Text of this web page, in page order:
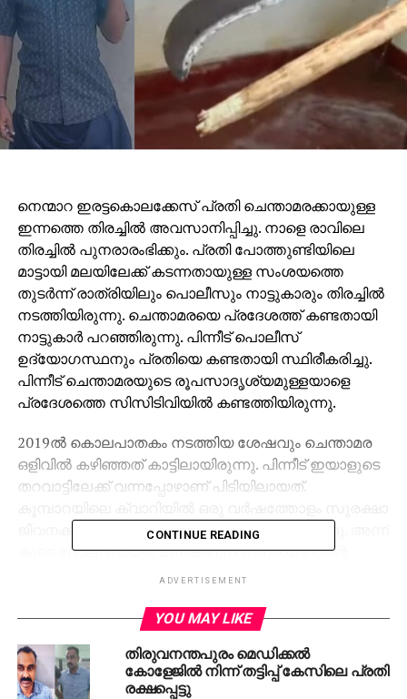
നെന്മാറ ഇരട്ടകൊലക്കേസ് പ്രതി ചെന്താമരക്കായുള്ള
ഇന്നത്തെ തിരച്ചില്‍ അവസാനിപ്പിച്ചു. നാളെ രാവിലെ
തിരച്ചില്‍ പുനരാരംഭിക്കും. പ്രതി പോത്തുണ്ടിയിലെ
മാട്ടായി മലയിലേക്ക് കടന്നതായുള്ള സംശയത്തെ
തുടര്‍ന്ന് രാത്രിയിലും പൊലീസും നാട്ടുകാരും തിരച്ചില്‍
നടത്തിയിരുന്നു. ചെന്താമരയെ പ്രദേശത്ത് കണ്ടതായി
നാട്ടുകാര്‍ പറഞ്ഞിരുന്നു. പിന്നീട് പൊലീസ്
ഉദ്യോഗസ്ഥനും പ്രതിയെ കണ്ടതായി സ്ഥിരീകരിച്ചു.
പിന്നീട് ചെന്താമരയുടെ രൂപസാദൃശ്യമുള്ളയാളെ
പ്രദേശത്തെ സിസിടിവിയില്‍ കണ്ടത്തിയിരുന്നു.
2019ല്‍ കൊലപാതകം നടത്തിയ ശേഷവും ചെന്താമര
ഒളിവില്‍ കഴിഞ്ഞത് കാട്ടിലായിരുന്നു. പിന്നീട് ഇയാളുടെ
തറവാട്ടിലേക്ക് വന്നപ്പോഴാണ് പിടിയിലായത്.
ജീവനക്കാരനായി ചെന്താമര ജോലി ചെയ്തിരുന്നു. അന്ന്
കൂടെ ജോലി ചെയ്ത മണികണ്ഠന് ചെന്താമര തന്റെ
ഫോണ്‍ കൈമാറിയിരുന്നു. ഇതിന്റെ സിഗ്‌നല്‍
നടത്തിയിരുന്നു. താന്‍ ഒരാളെ കൊന്നെന്നും രണ്ടുപേരെ
മണികണ്ഠന്‍ വെളിപ്പെടുത്തിയിരുന്നു.
CONTINUE READING
ADVERTISEMENT
YOU MAY LIKE
തിരുവനന്തപുരം മെഡിക്കല്‍
കോളേജില്‍ നിന്ന് തട്ടിപ്പ് കേസിലെ പ്രതി
രക്ഷപ്പെട്ടു